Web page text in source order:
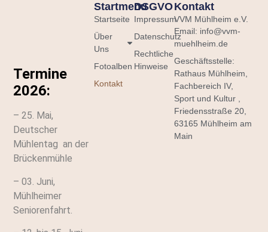
Termine
2026:
– 25. Mai,
Deutscher
Mühlentag an der
Brückenmühle
– 03. Juni,
Mühlheimer
Seniorenfahrt.
DSGVO
Impressum
Datenschutz
Rechtliche
Hinweise
Startmenu
Startseite
Über
Uns
Fotoalben
Kontakt
Kontakt
VVM Mühlheim e.V.
Email: info@vvm-
muehlheim.de
Geschäftsstelle:
Rathaus Mühlheim,
Fachbereich IV,
Sport und Kultur ,
Friedensstraße 20,
63165 Mühlheim am
Main